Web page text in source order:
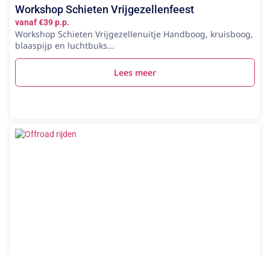
Workshop Schieten Vrijgezellenfeest
vanaf €39 p.p.
Workshop Schieten Vrijgezellenuitje Handboog, kruisboog,
blaaspijp en luchtbuks...
Lees meer